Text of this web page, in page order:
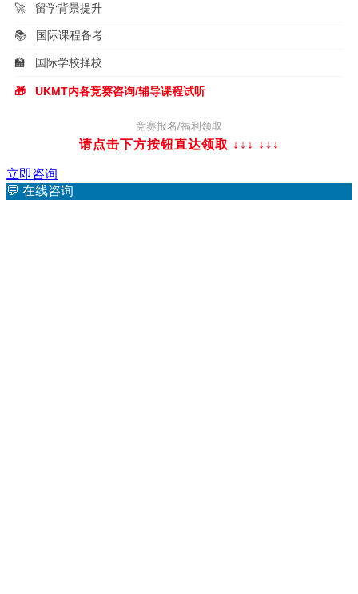
🚀 留学背景提升
📚 国际课程备考
🏫 国际学校择校
🎁 UKMT内各竞赛咨询/辅导课程试听
竞赛报名/福利领取
请点击下方按钮直达领取 ↓↓↓ ↓↓↓
立即咨询
💬 在线咨询